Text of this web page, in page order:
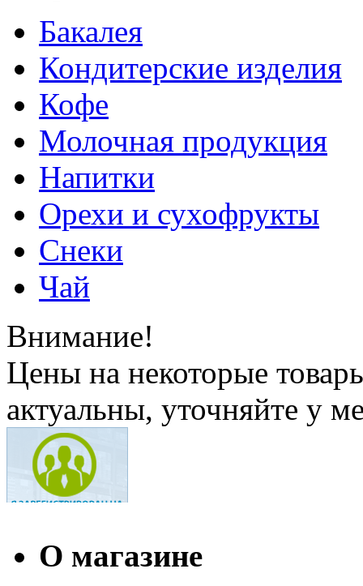
Бакалея
Кондитерские изделия
Кофе
Молочная продукция
Напитки
Орехи и сухофрукты
Снеки
Чай
Внимание!
Цены на некоторые
актуальны, уточняйте у
О магазине